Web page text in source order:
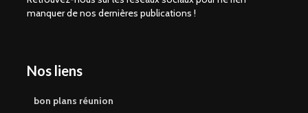
manquer de nos dernières publications !
Nos liens
bon plans réunion